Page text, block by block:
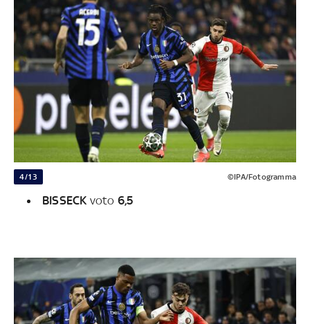
4/13 ©IPA/Fotogramma
BISSECK voto 6,5